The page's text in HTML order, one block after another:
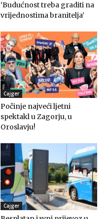
‘Budućnost treba graditi na
vrijednostima branitelja’
Cajger
Počinje najveći ljetni
spektakl u Zagorju, u
Oroslavju!
Cajger